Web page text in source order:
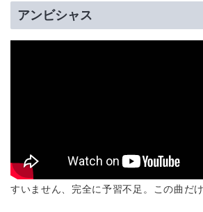
アンビシャス
すいません、完全に予習不足。この曲だ